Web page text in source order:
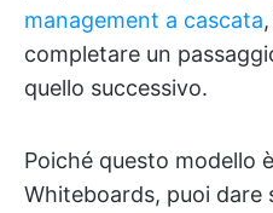
management a cascata
completare un
quello successivo.
Poiché questo modello
Whiteboards, puoi